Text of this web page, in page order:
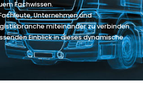
Fachwissen.
Unternehmen und
miteinander zu verbinden
Einblick in dieses dynamische